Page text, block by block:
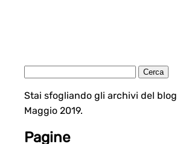
Stai sfogliando gli archivi del blog
Maggio 2019.
Pagine